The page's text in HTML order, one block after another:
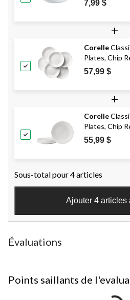
7,99 $
+
Corelle
Plates, Chip
57,99 $
+
Corelle
Plates, Chip
55,99 $
Sous-total pour 4 articles
Ajouter 4 articles
Évaluations
Points saillants de